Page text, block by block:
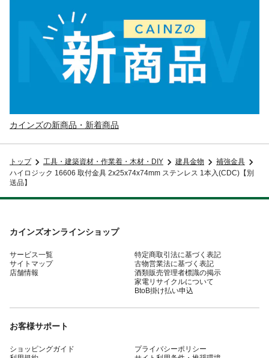
カインズの新商品・新着商品
トップ 工具・建築資材・作業着・木材・DIY 建具金物
補強金具
ハイロジック 16606 取付金具 2x25x74x74mm ステンレス 1本入(CDC)【別
送品】
カインズオンラインショップ
サービス一覧
サイトマップ
店舗情報
特定商取引法に基づく表記
古物営業法に基づく表記
酒類販売管理者標識の掲示
家電リサイクルについて
BtoB掛け払い申込
お客様サポート
ショッピングガイド
プライバシーポリシー